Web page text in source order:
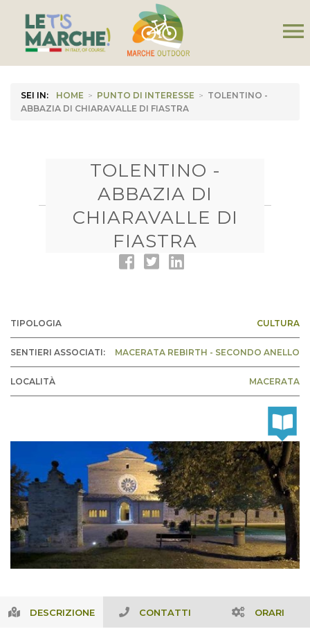
menu
SEI IN: HOME > PUNTO DI INTERESSE > TOLENTINO -
ABBAZIA DI CHIARAVALLE DI FIASTRA
TOLENTINO -
ABBAZIA DI
CHIARAVALLE DI
FIASTRA
TIPOLOGIA CULTURA
SENTIERI ASSOCIATI: MACERATA REBIRTH - SECONDO ANELLO
LOCALITÀ MACERATA
DESCRIZIONE CONTATTI ORARI